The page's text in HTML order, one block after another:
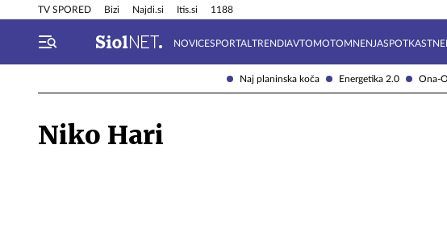
Naj planinska koča Energetika 2.0 Ona-
TV SPORED Bizi Najdi.si Itis.si 1188
NOVICESPORTAL TRENDIAVTOMOTOMNENJASPOTKAST
Info in obvestila Tehnik
Niko Hari